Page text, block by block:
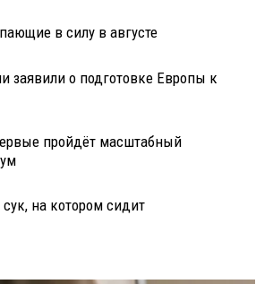
в силу в августе
заявили о подготовке Европы к
пройдёт масштабный
сук, на котором сидит